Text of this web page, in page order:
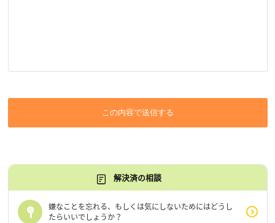
この内容で送信する
解決済の相談
嫌なことを忘れる、もしくは気にしないためにはどうし
たらいいでしょうか？